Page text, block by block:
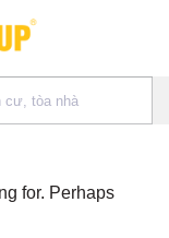
for. Perhaps